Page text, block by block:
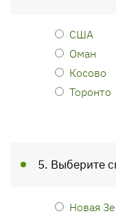
США
Оман
Косово
Торонто
5. Выберите
Новая